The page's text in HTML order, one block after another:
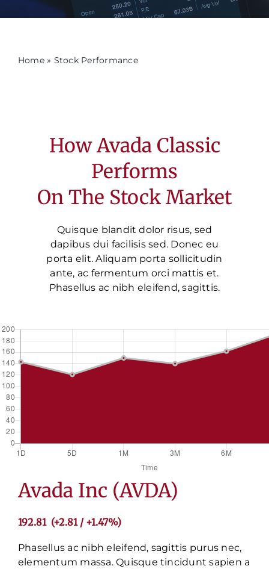
Home» Stock Performance
How Avada Classic
Performs
On The Stock Market
Quisque blandit dolor risus, sed
dapibus dui facilisis sed. Donec eu
porta elit. Aliquam porta sollicitudin
ante, ac fermentum orci mattis et.
Phasellus ac nibh eleifend, sagittis.
Avada Inc (AVDA)
192.81 (+2.81/ +1.47%)
Phasellus ac nibh eleifend, sagittis purus nec,
elementum massa.Quisque tincidunt sapien a